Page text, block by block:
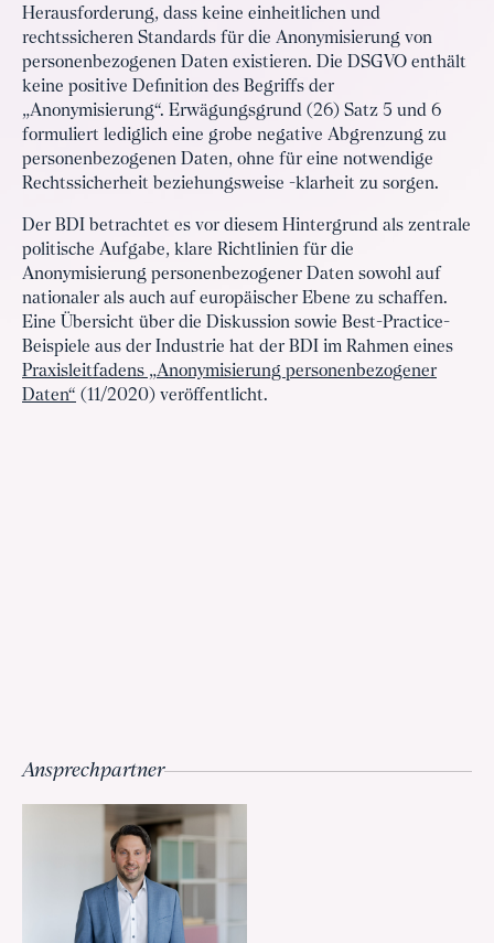
Herausforderung, dass keine einheitlichen und
rechtssicheren Standards für die Anonymisierung von
personenbezogenen Daten existieren. Die DSGVO enthält
keine positive Definition des Begriffs der
„Anonymisierung“. Erwägungsgrund (26) Satz 5 und 6
formuliert lediglich eine grobe negative Abgrenzung zu
personenbezogenen Daten, ohne für eine notwendige
Rechtssicherheit beziehungsweise -klarheit zu sorgen.
Der BDI betrachtet es vor diesem Hintergrund als zentrale
politische Aufgabe, klare Richtlinien für die
Anonymisierung personenbezogener Daten sowohl auf
nationaler als auch auf europäischer Ebene zu schaffen.
Eine Übersicht über die Diskussion sowie Best-Practice-
Beispiele aus der Industrie hat der BDI im Rahmen eines
Praxisleitfadens „Anonymisierung personenbezogener
Daten“ (11/2020) veröffentlicht.
Ansprechpartner